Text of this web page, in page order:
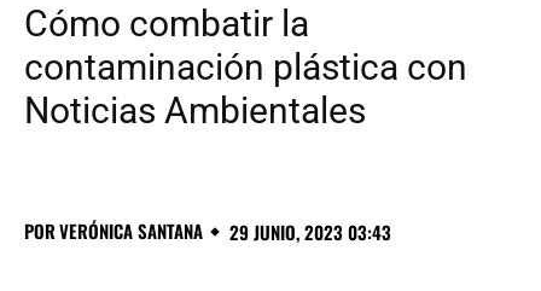
Cómo combatir la
contaminación plástica con
Noticias Ambientales
PORVERÓNICA SANTANA 29 JUNIO, 2023 03:43